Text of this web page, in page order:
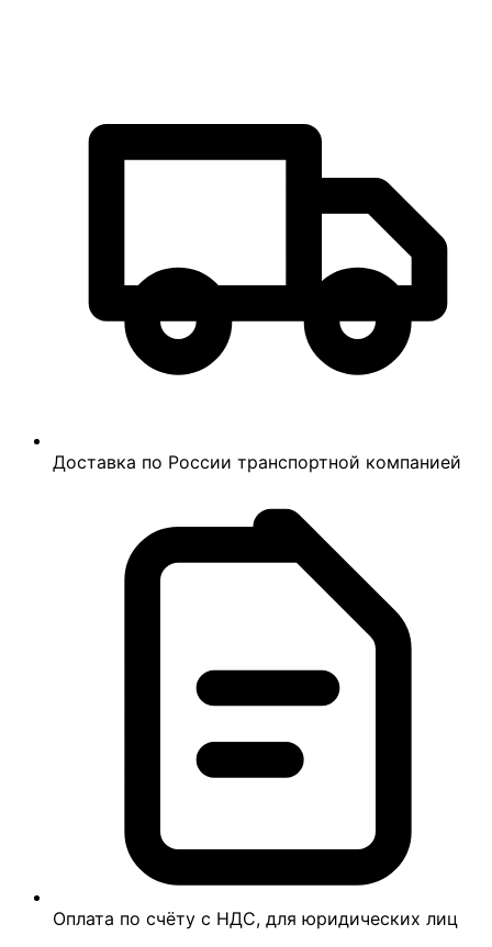
Доставка по России транспортной компанией
Оплата по счёту с НДС, для юридических лиц